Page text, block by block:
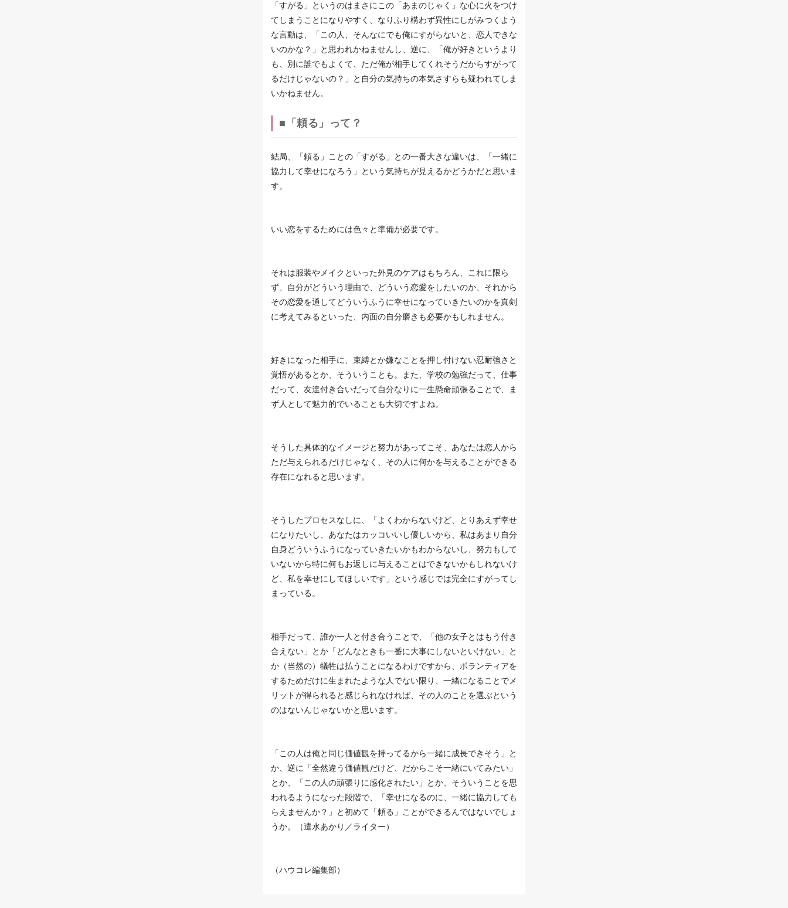
「すがる」というのはまさにこの「あまのじゃく」な心に火をつけ
てしまうことになりやすく、なりふり構わず異性にしがみつくよう
な言動は、「この人、そんなにでも俺にすがらないと、恋人できな
いのかな？」と思われかねませんし、逆に、「俺が好きというより
も、別に誰でもよくて、ただ俺が相手してくれそうだからすがって
るだけじゃないの？」と自分の気持ちの本気さすらも疑われてしま
いかねません。
■「頼る」って？
結局、「頼る」ことの「すがる」との一番大きな違いは、「一緒に
協力して幸せになろう」という気持ちが見えるかどうかだと思いま
す。
いい恋をするためには色々と準備が必要です。
それは服装やメイクといった外見のケアはもちろん、これに限ら
ず、自分がどういう理由で、どういう恋愛をしたいのか、それから
その恋愛を通してどういうふうに幸せになっていきたいのかを真剣
に考えてみるといった、内面の自分磨きも必要かもしれません。
好きになった相手に、束縛とか嫌なことを押し付けない忍耐強さと
覚悟があるとか、そういうことも。また、学校の勉強だって、仕事
だって、友達付き合いだって自分なりに一生懸命頑張ることで、ま
ず人として魅力的でいることも大切ですよね。
そうした具体的なイメージと努力があってこそ、あなたは恋人から
ただ与えられるだけじゃなく、その人に何かを与えることができる
存在になれると思います。
そうしたプロセスなしに、「よくわからないけど、とりあえず幸せ
になりたいし、あなたはカッコいいし優しいから、私はあまり自分
自身どういうふうになっていきたいかもわからないし、努力もして
いないから特に何もお返しに与えることはできないかもしれないけ
ど、私を幸せにしてほしいです」という感じでは完全にすがってし
まっている。
相手だって、誰か一人と付き合うことで、「他の女子とはもう付き
合えない」とか「どんなときも一番に大事にしないといけない」と
か（当然の）犠牲は払うことになるわけですから、ボランティアを
するためだけに生まれたような人でない限り、一緒になることでメ
リットが得られると感じられなければ、その人のことを選ぶという
のはないんじゃないかと思います。
「この人は俺と同じ価値観を持ってるから一緒に成長できそう」と
か、逆に「全然違う価値観だけど、だからこそ一緒にいてみたい」
とか、「この人の頑張りに感化されたい」とか、そういうことを思
われるようになった段階で、「幸せになるのに、一緒に協力しても
らえませんか？」と初めて「頼る」ことができるんではないでしょ
うか。（遣水あかり／ライター）
（ハウコレ編集部）